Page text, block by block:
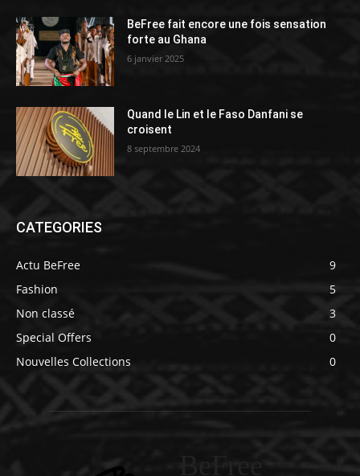
BeFree fait encore une fois sensation
forte au Ghana
6 janvier 2025
Quand le Lin et le Faso Danfani se
croisent
8 septembre 2024
CATEGORIES
Actu BeFree
9
Fashion
5
Non classé
3
Special Offers
0
Nouvelles Collections
0